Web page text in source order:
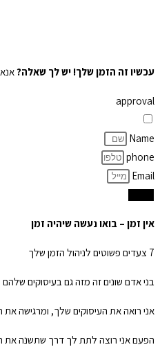
עכשיו זה הזמן שלך! יש לך שאלה?
approval
Name
phone
Email
אין זמן – בואו נעשה שיהיה זמן
7 צעדים פשוטים לניהול הזמן שלך
בני אדם שונים זה מזה גם בעיסוקים
אני רואה את העיסוקים שלך, ומרגישה
הפעם אני רוצה לתת לך דרך שתשנה את